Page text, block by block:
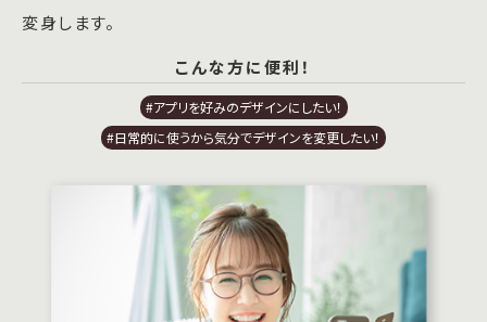
変身します。
こんな方に便利！
#アプリを好みのデザインにしたい！
#日常的に使うから気分でデザインを変更したい！